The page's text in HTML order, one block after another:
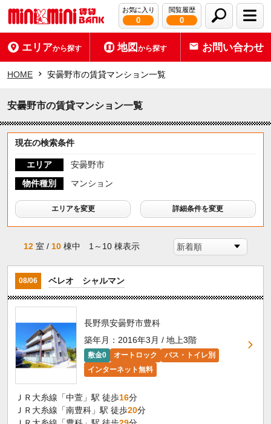
お気に入り
0
閲覧履歴
0
エリアから探す 地図から探す お問い合わせ
HOME 安曇野市の賃貸マンション一覧
安曇野市の賃貸マンション一覧
現在の検索条件
エリア
安曇野市
物件種別
マンション
エリアを変更 詳細条件を変更
12 室 / 10 棟中 1～10 棟表示
08/06 ベレオ シャルマン
長野県安曇野市豊科
築年月：2016年3月 / 地上3階
敷金0 オートロック
バス・トイレ別
インターネット無料
ＪＲ大糸線「中萱」駅 徒歩16分
ＪＲ大糸線「南豊科」駅 徒歩20分